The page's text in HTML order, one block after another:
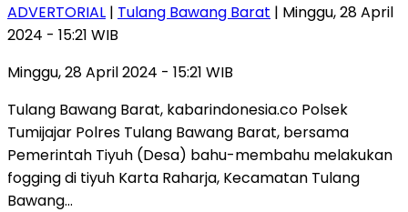
ADVERTORIAL | Tulang Bawang Barat | Minggu, 28 April
2024 - 15:21 WIB
Minggu, 28 April 2024 - 15:21 WIB
Tulang Bawang Barat, kabarindonesia.co Polsek
Tumijajar Polres Tulang Bawang Barat, bersama
Pemerintah Tiyuh (Desa) bahu-membahu melakukan
fogging di tiyuh Karta Raharja, Kecamatan Tulang
Bawang…